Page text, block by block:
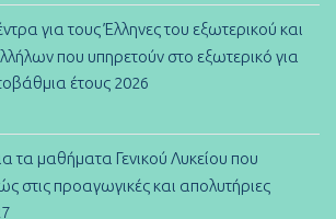
για τους Έλληνες του εξωτερικού και
που υπηρετούν στο εξωτερικό για
έτους 2026
τα μαθήματα Γενικού Λυκείου που
στις προαγωγικές και απολυτήριες